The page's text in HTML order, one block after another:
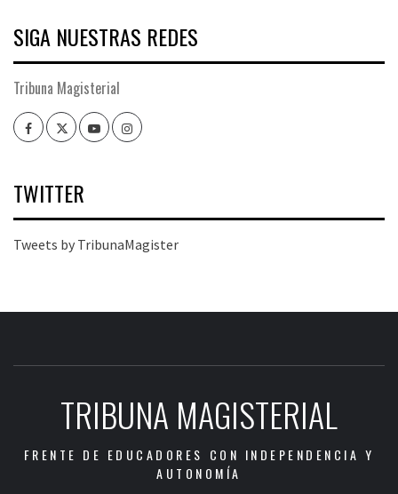
SIGA NUESTRAS REDES
Tribuna Magisterial
FacebookTwitterYoutubeInstagram
TWITTER
Tweets by TribunaMagister
TRIBUNA MAGISTERIAL
FRENTE DE EDUCADORES CON INDEPENDENCIA Y
AUTONOMÍA